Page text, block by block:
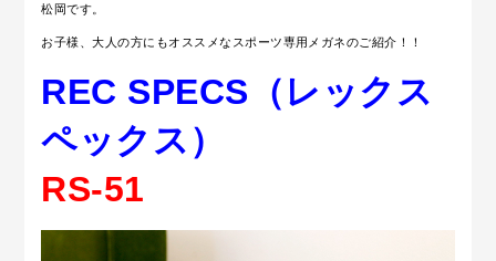
松岡です。
お子様、大人の方にもオススメなスポーツ専用メガネのご紹介！！
REC SPECS（レックス
ペックス）
RS-51